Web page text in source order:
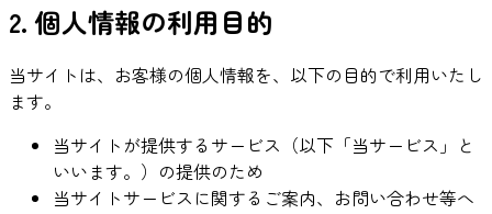
2. 個人情報の利用目的
当サイトは、お客様の個人情報を、以下の目的で利用いたし
ます。
当サイトが提供するサービス（以下「当サービス」と
いいます。）の提供のため
当サイトサービスに関するご案内、お問い合わせ等へ